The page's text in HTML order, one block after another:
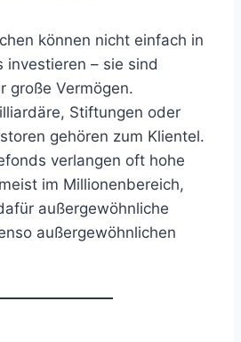
können nicht einfach in
investieren – sie sind
große Vermögen.
Stiftungen oder
gehören zum Klientel.
verlangen oft hohe
im Millionenbereich,
außergewöhnliche
außergewöhnlichen